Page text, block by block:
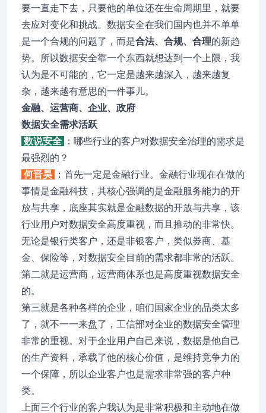
要一直走下去，只要他的单位还在生命周期里，就要
去应对变化和挑战。数据安全在我们国内也并不单单
是一个合规的问题了，而是合法、合规、合理的新趋
势。所以数据安全靠一个东西就想达到一个上限，我
认为是不可能的，它一定是越来越深入，越来越复
杂，越来越有意思的一件事儿。
金融、运营商、企业、政府
数据安全需求活跃
数说安全
：哪些行业的客户对数据安全治理的需求是
最强烈的？
何晋昊
： 首先一定是金融行业。金融行业现在在做的
事情是金融科技，其核心强调的是金融服务能力的开
放与共享，底座其实就是金融数据的开放与共享，该
行业用户对数据安全高度重视，而且推动的非常快。
无论是银行类客户，还是非银客户，类似券商、基
金、保险等，对数据安全目前的需求都非常的活跃。
第二就是运营商，运营商体系也是高度重视数据安全
的。
第三就是各种各样的企业，咱们国家企业的品类太多
了，就不一一来盘了，工信部对企业的数据安全管理
非常的重视。对于企业用户自己来说，数据是他自己
的生产资料，承载了他的核心价值，是维持竞争力的
一个保障，所以企业客户也是需求非常强的客户种
类。
上面三个行业的客户我认为是非常积极和主动地在做